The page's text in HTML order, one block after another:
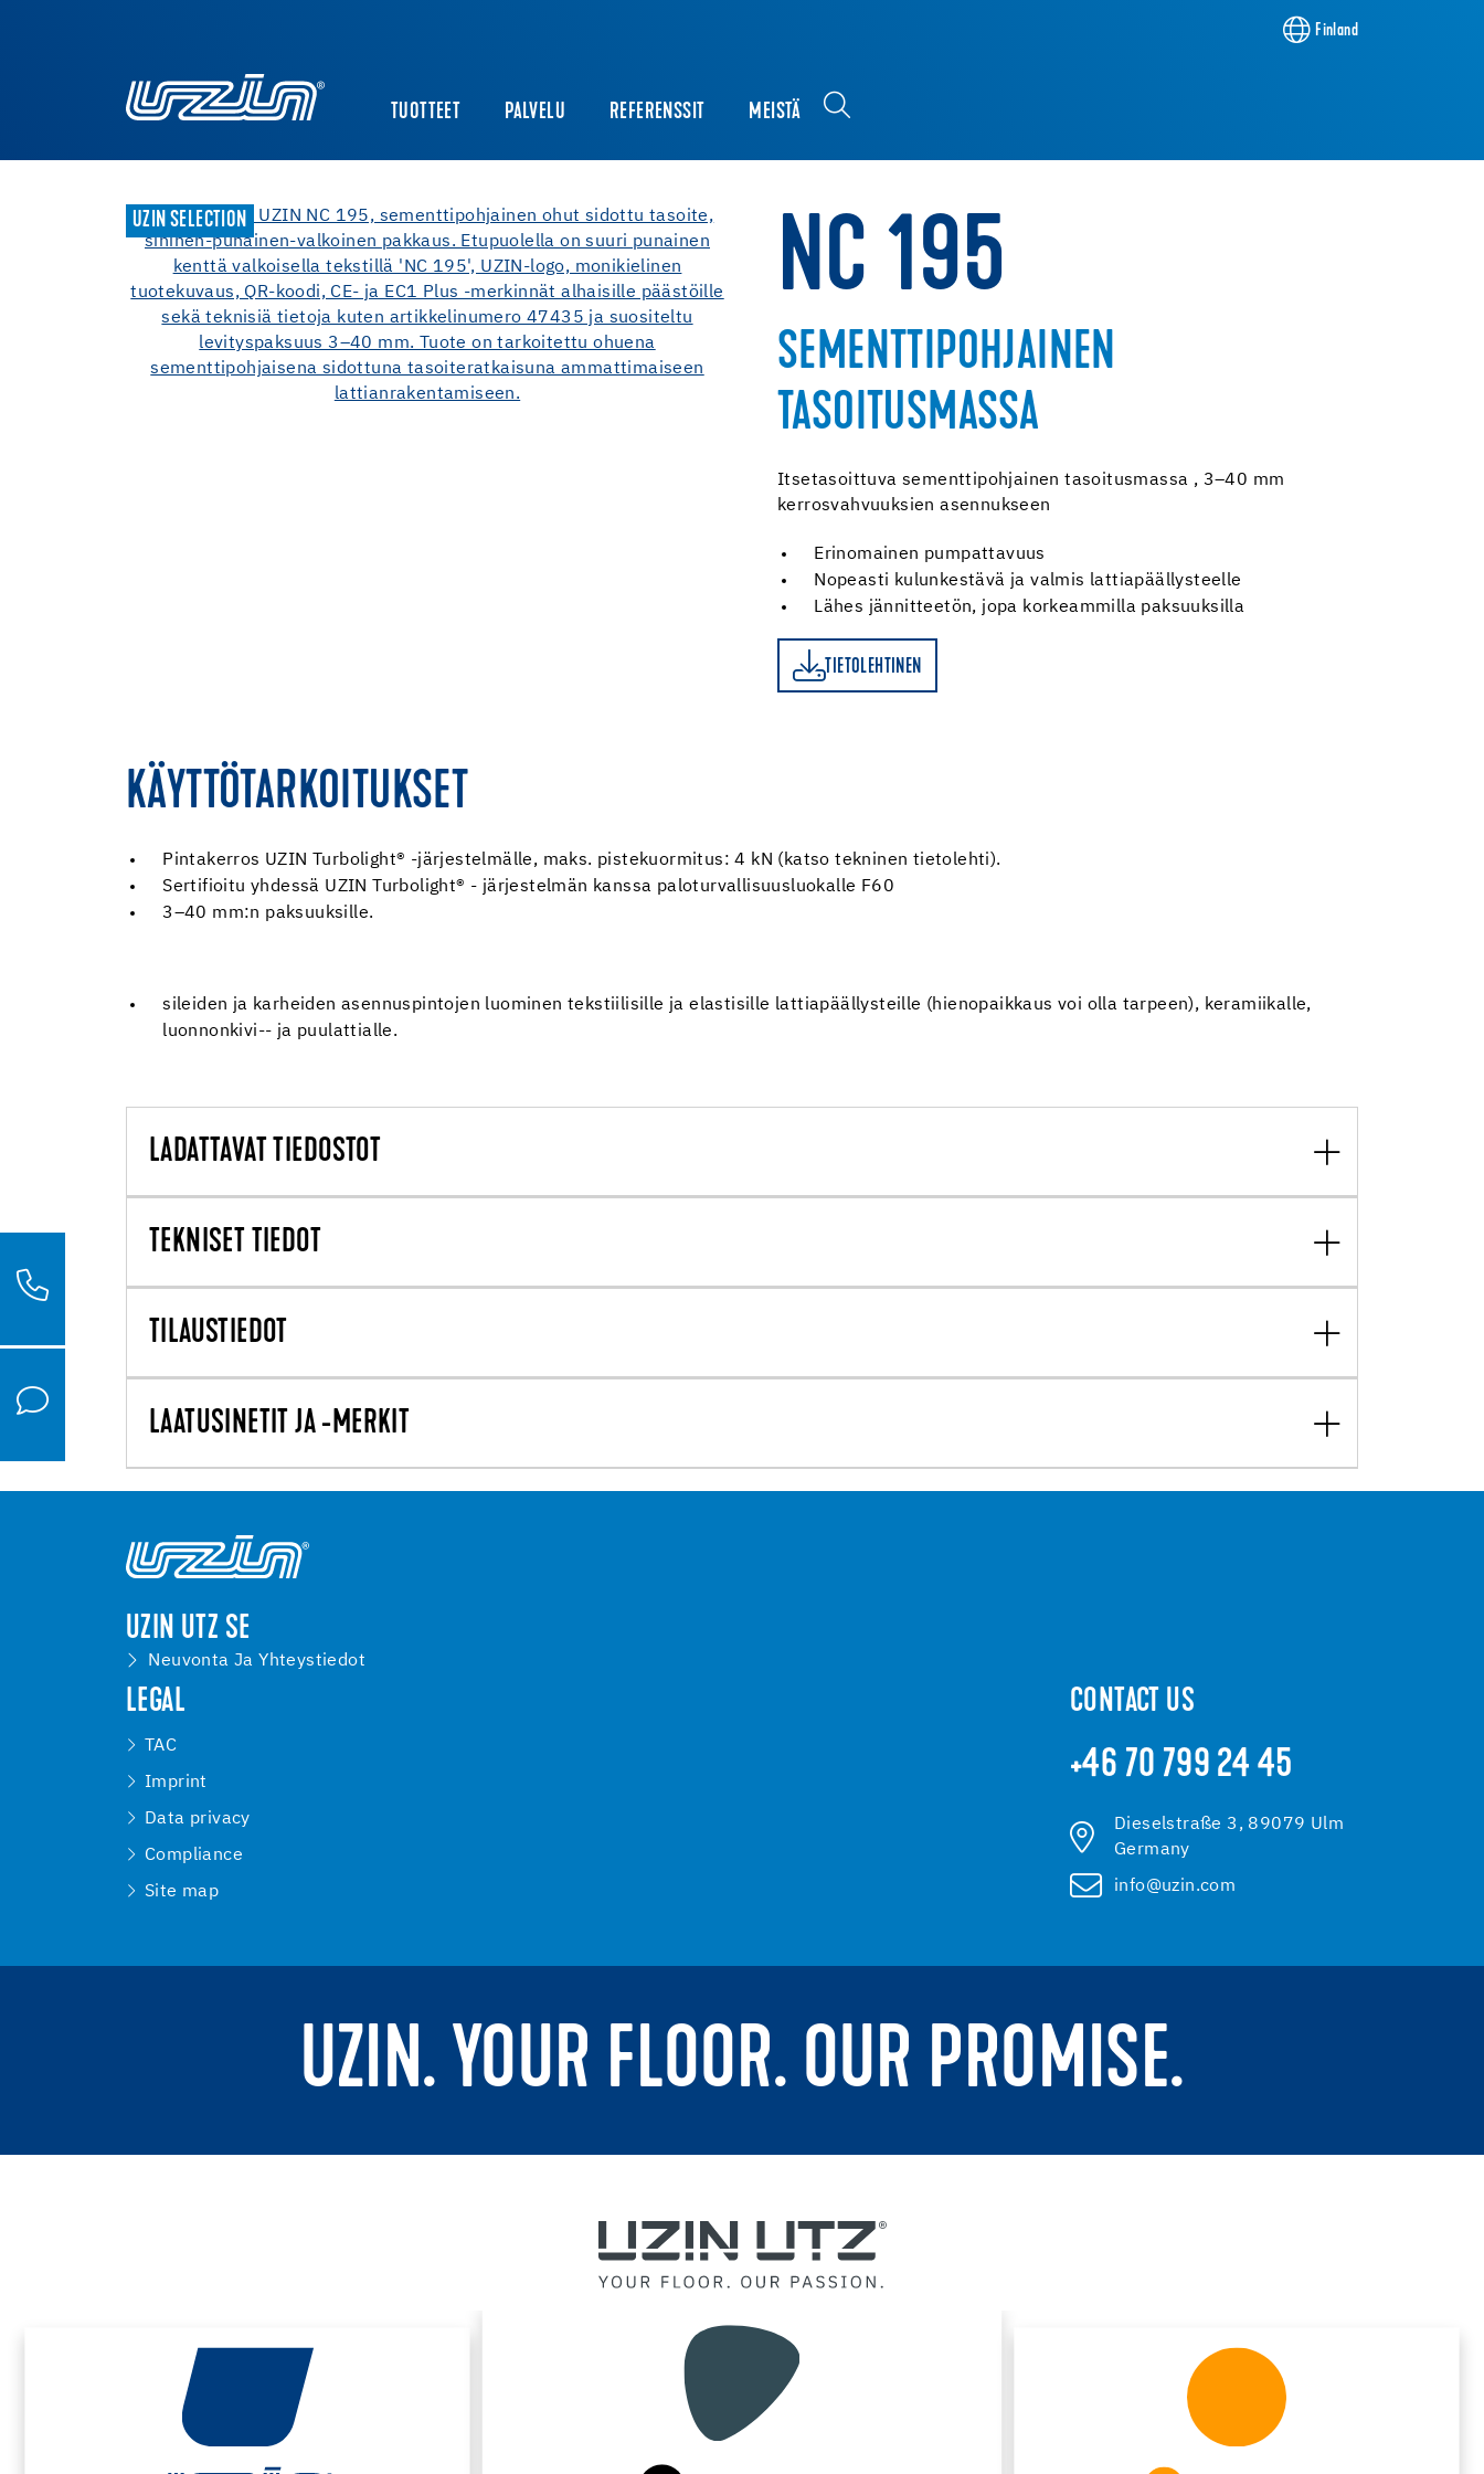
Finland
TUOTTEET PALVELU REFERENSSIT MEISTÄ
UZIN SELECTION NC 195
SEMENTTIPOHJAINEN
TASOITUSMASSA
Itsetasoittuva sementtipohjainen tasoitusmassa , 3–40 mm
kerrosvahvuuksien asennukseen
Erinomainen pumpattavuus
Nopeasti kulunkestävä ja valmis lattiapäällysteelle
Lähes jännitteetön, jopa korkeammilla paksuuksilla
TIETOLEHTINEN
KÄYTTÖTARKOITUKSET
Pintakerros UZIN Turbolight® -järjestelmälle, maks. pistekuormitus: 4 kN (katso tekninen tietolehti).
Sertifioitu yhdessä UZIN Turbolight® - järjestelmän kanssa paloturvallisuusluokalle F60
3–40 mm:n paksuuksille.
sileiden ja karheiden asennuspintojen luominen tekstiilisille ja elastisille lattiapäällysteille (hienopaikkaus voi olla tarpeen), keramiikalle,
luonnonkivi-- ja puulattialle.
LADATTAVAT TIEDOSTOT
TEKNISET TIEDOT
TILAUSTIEDOT
LAATUSINETIT JA -MERKIT
UZIN UTZ SE
Neuvonta Ja Yhteystiedot
LEGAL
TAC
Imprint
Data privacy
Compliance
Site map
CONTACT US
+46 70 799 24 45
Dieselstraße 3, 89079 Ulm
Germany
info@uzin.com
UZIN. YOUR FLOOR. OUR PROMISE.